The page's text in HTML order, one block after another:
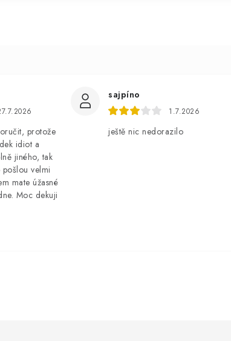
protože
idiot a
jiného, tak
velmi
mate úžasné
Moc dekuji
sajpíno
1.7.2026
ještě nic nedorazilo